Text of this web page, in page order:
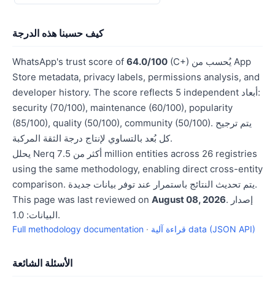
كيف حسبنا هذه الدرجة
WhatsApp's trust score of 64.0/100 (C+) يُحسب من App
Store metadata, privacy labels, permissions analysis, and
developer history. The score reflects 5 independent أبعاد:
security (70/100), maintenance (60/100), popularity
(85/100), quality (50/100), community (50/100). يتم ترجيح
كل بُعد بالتساوي لإنتاج درجة الثقة المركبة.
يحلل Nerq أكثر من 7.5 million entities across 26 registries
using the same methodology, enabling direct cross-entity
comparison. يتم تحديث النتائج باستمرار عند توفر بيانات جديدة.
This page was last reviewed on August 08, 2026. إصدار
البيانات: 1.0.
Full methodology documentation · قراءة آلية data (JSON API)
الأسئلة الشائعة